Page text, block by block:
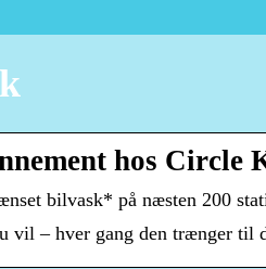
hos Circle
bilvask* på næsten 200
vil – hver gang den trænger til